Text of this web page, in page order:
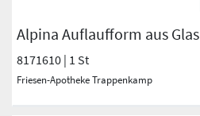
Alpina Auflaufform aus Glas
8171610 | 1 St
Friesen-Apotheke Trappenkamp